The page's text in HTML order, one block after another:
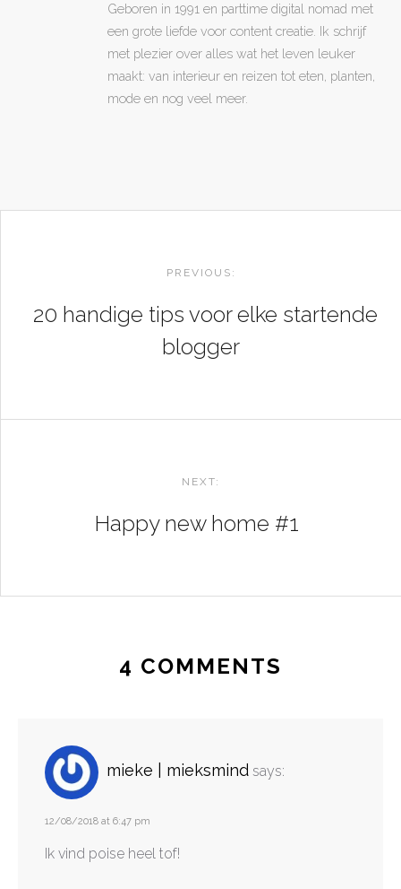
Geboren in 1991 en parttime digital nomad met
een grote liefde voor content creatie. Ik schrijf
met plezier over alles wat het leven leuker
maakt: van interieur en reizen tot eten, planten,
mode en nog veel meer.
NAVIGATION
PREVIOUS:
20 handige tips voor elke startende
blogger
NEXT:
Happy new home #1
4 COMMENTS
mieke | mieksmind says:
12/08/2018 at 6:47 pm
Ik vind poise heel tof!